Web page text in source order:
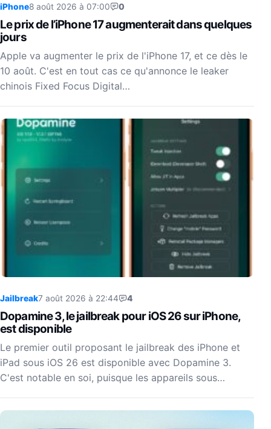
iPhone8 août 2026 à 07:00 0
Le prix de l’iPhone 17 augmenterait dans quelques
jours
Apple va augmenter le prix de l'iPhone 17, et ce dès le
10 août. C'est en tout cas ce qu'annonce le leaker
chinois Fixed Focus Digital…
Jailbreak7 août 2026 à 22:44 4
Dopamine 3, le jailbreak pour iOS 26 sur iPhone,
est disponible
Le premier outil proposant le jailbreak des iPhone et
iPad sous iOS 26 est disponible avec Dopamine 3.
C'est notable en soi, puisque les appareils sous…